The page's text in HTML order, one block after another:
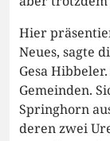
Hier
Neues, sagte
Gesa
Gemeinden.
Springhorn
deren zwei